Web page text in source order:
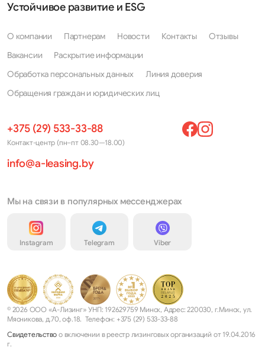
Устойчивое развитие и ESG
О компании Партнерам Новости Контакты
Отзывы
Вакансии
Раскрытие информации
Обработка персональных данных
Линия доверия
Обращения граждан и юридических лиц
+375 (29) 533-33-88
Контакт-центр (пн–пт 08.30—18.00)
info@a-leasing.by
Мы на связи в популярных мессенджерах
Instagram Telegram Viber
© 2026 ООО «А-Лизинг» УНП: 192629759 Минск, Адрес: 220030, г.Минск, ул.
Мясникова, д.70, оф.18. Телефон: +375 (29) 533-33-88
Свидетельство о включении в реестр лизинговых организаций от 19.04.2016
г.